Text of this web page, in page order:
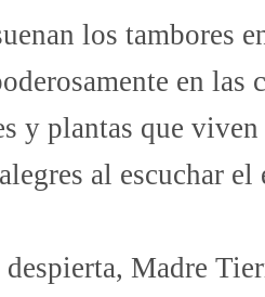
los tambores
en las
y plantas que
al escuchar el
despierta, Madre